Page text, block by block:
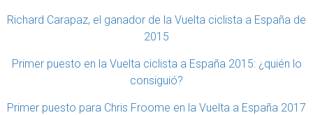
Richard Carapaz, el ganador de la Vuelta ciclista a España de
2015
Primer puesto en la Vuelta ciclista a España 2015: ¿quién lo
consiguió?
Primer puesto para Chris Froome en la Vuelta a España 2017